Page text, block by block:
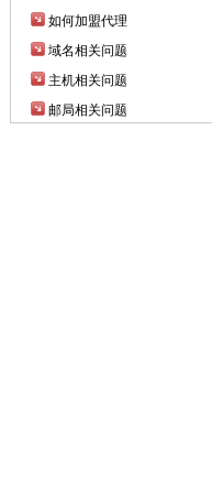
如何加盟代理
域名相关问题
主机相关问题
邮局相关问题